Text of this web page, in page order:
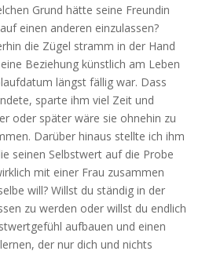
Grund hätte seine Freundin
einen anderen einzulassen?
die Zügel stramm in der Hand
Beziehung künstlich am Leben
längst fällig war. Dass
sparte ihm viel Zeit und
oder später wäre sie ohnehin zu
Darüber hinaus stellte ich ihm
seinen Selbstwert auf die Probe
mit einer Frau zusammen
will? Willst du ständig in der
zu werden oder willst du endlich
aufbauen und einen
der nur dich und nichts